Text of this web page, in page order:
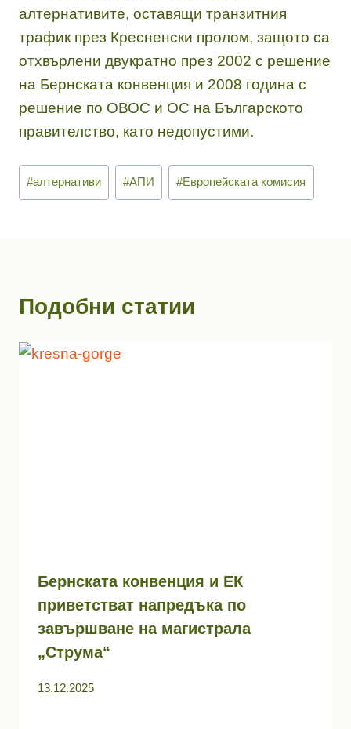
алтернативите, оставящи транзитния
трафик през Кресненски пролом, защото са
отхвърлени двукратно през 2002 с решение
на Бернската конвенция и 2008 година с
решение по ОВОС и ОС на Българското
правителство, като недопустими.
Етикети
#алтернативи #АПИ #Европейската комисия
Подобни статии
Бернската конвенция и ЕК
приветстват напредъка по
завършване на магистрала
„Струма“
13.12.2025